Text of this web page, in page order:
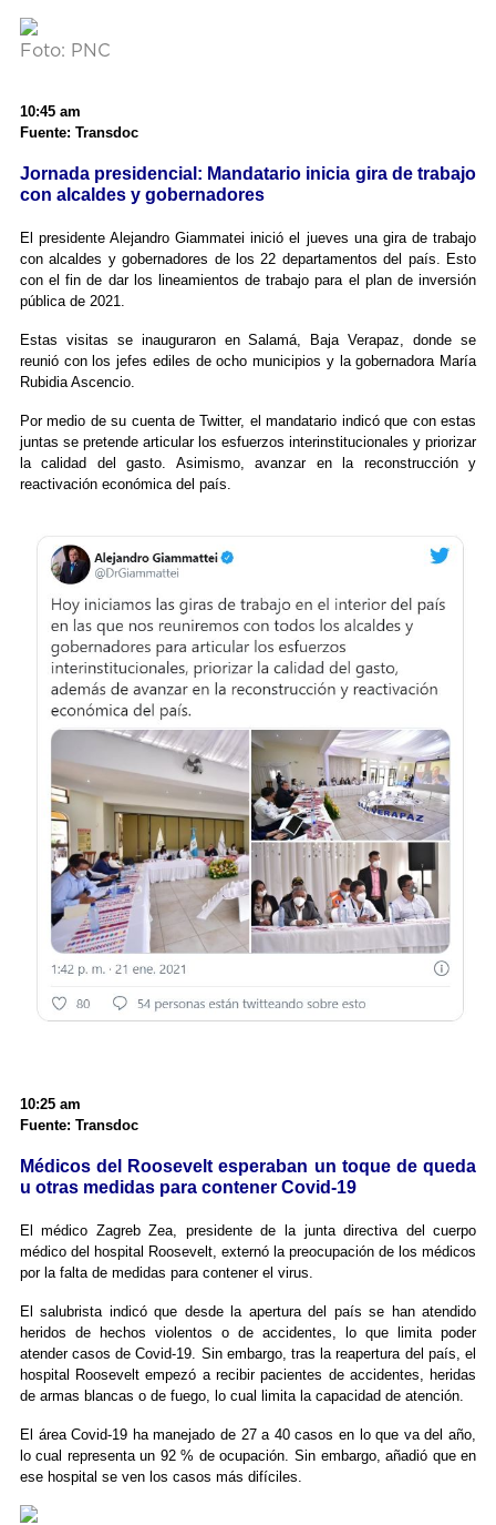
Foto: PNC
10:45 am
Fuente: Transdoc
Jornada presidencial: Mandatario inicia gira de trabajo
con alcaldes y gobernadores
El presidente Alejandro Giammatei inició el jueves una gira de trabajo
con alcaldes y gobernadores de los 22 departamentos del país. Esto
con el fin de dar los lineamientos de trabajo para el plan de inversión
pública de 2021.
Estas visitas se inauguraron en Salamá, Baja Verapaz, donde se
reunió con los jefes ediles de ocho municipios y la gobernadora María
Rubidia Ascencio.
Por medio de su cuenta de Twitter, el mandatario indicó que con estas
juntas se pretende articular los esfuerzos interinstitucionales y priorizar
la calidad del gasto. Asimismo, avanzar en la reconstrucción y
reactivación económica del país.
10:25 am
Fuente: Transdoc
Médicos del Roosevelt esperaban un toque de queda
u otras medidas para contener Covid-19
El médico Zagreb Zea, presidente de la junta directiva del cuerpo
médico del hospital Roosevelt, externó la preocupación de los médicos
por la falta de medidas para contener el virus.
El salubrista indicó que desde la apertura del país se han atendido
heridos de hechos violentos o de accidentes, lo que limita poder
atender casos de Covid-19. Sin embargo, tras la reapertura del país, el
hospital Roosevelt empezó a recibir pacientes de accidentes, heridas
de armas blancas o de fuego, lo cual limita la capacidad de atención.
El área Covid-19 ha manejado de 27 a 40 casos en lo que va del año,
lo cual representa un 92 % de ocupación. Sin embargo, añadió que en
ese hospital se ven los casos más difíciles.